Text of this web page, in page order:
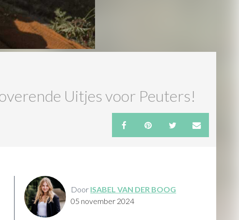
Uitjes voor Peuters!
Door ISABEL VAN DER BOOG
05 november 2024